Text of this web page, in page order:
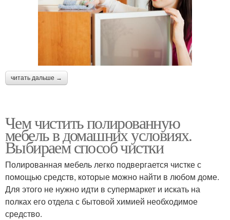
читать дальше →
Чем чистить полированную
мебель в домашних условиях.
Выбираем способ чистки
Полированная мебель легко подвергается чистке с
помощью средств, которые можно найти в любом доме.
Для этого не нужно идти в супермаркет и искать на
полках его отдела с бытовой химией необходимое
средство.